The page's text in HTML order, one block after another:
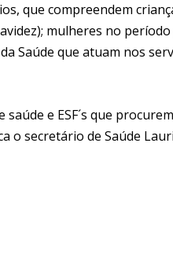
que compreendem
mulheres no
Saúde que atuam nos
e ESF´s que
o secretário de Saúde